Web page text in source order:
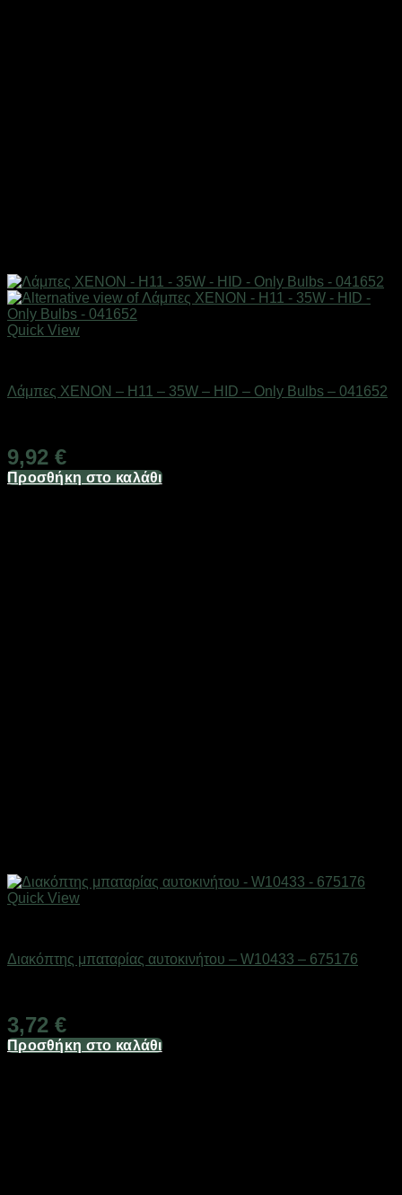
Quick View
Λάμπες XENON – H11 – 35W – HID – Only Bulbs – 041652
9,92 €
Προσθήκη στο καλάθι
Quick View
Διακόπτης μπαταρίας αυτοκινήτου – W10433 – 675176
3,72 €
Προσθήκη στο καλάθι